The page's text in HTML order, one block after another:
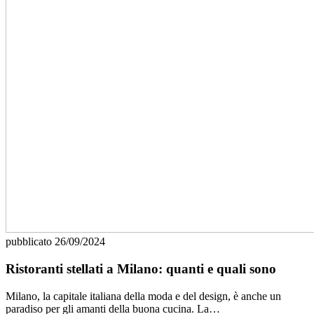
pubblicato 26/09/2024
Ristoranti stellati a Milano: quanti e quali sono
Milano, la capitale italiana della moda e del design, è anche un
paradiso per gli amanti della buona cucina. La…